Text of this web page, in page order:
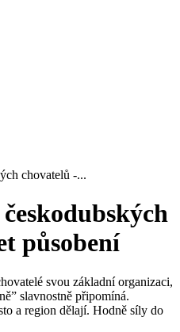
chovatelů -...
působení
svou základní organizaci,
slavnostně připomíná.
a region dělají. Hodně síly do